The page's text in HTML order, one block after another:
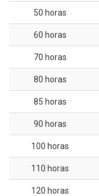
50 horas
60 horas
70 horas
80 horas
85 horas
90 horas
100 horas
110 horas
120 horas